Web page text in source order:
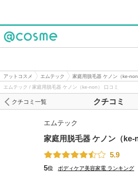
アットコスメ エムテック 家庭用脱毛器 ケノン（ke-non
エムテック / 家庭用脱毛器 ケノン（ke-non） 口コミ
クチコミ
クチコミ一覧
エムテック
家庭用脱毛器 ケノン（ke-
5.9
5位 ボディケア美容家電 ランキング